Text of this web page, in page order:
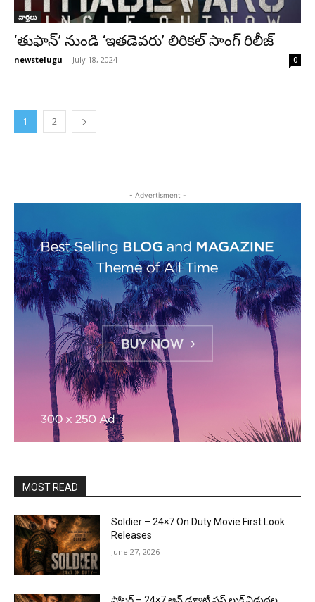
వార్తలు
‘తుఫాన్’ నుండి ‘ఇతడెవరు’ లిరికల్ సాంగ్ రిలీజ్
newstelugu - July 18, 2024 0
1 2
- Advertisment -
MOST READ
Soldier – 24×7 On Duty Movie First Look
Releases
June 27, 2026